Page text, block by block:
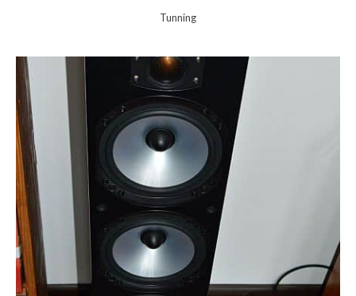
Tunning